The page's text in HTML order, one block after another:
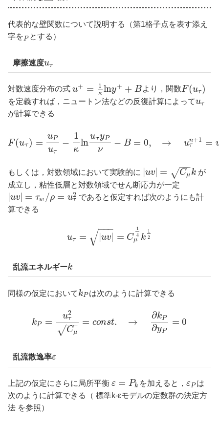
代表的な壁関数について説明する（第1格子点を表す添え
字をP とする）
摩擦速度uτ
対数速度分布の式 u+ = 1
κ lny+ + Bより，関数F (uτ )
を定義すれば，ニュートン法などの反復計算によってuτ
が計算できる
F(uτ ) =
uP
uτ
−
1
κ
ln
uτ yP
ν
− B = 0, → un+1
τ =
もしくは，対数領域において実験的に |uv| = Cμ
−−
−
√ k が
成立し，粘性低層と対数領域でせん断応力が一定
|uv| = τw /ρ = u2
τ であると仮定すれば次のようにも計
算できる
uτ = |uv|
−−
−
√ = C
1
4
μ k
1
2
乱流エネルギーk
同様の仮定においてkP は次のように計算できる
kP =
u2
τ
Cμ
−−
−
√
= const. →
∂kP
∂yP
= 0
乱流散逸率ε
上記の仮定にさらに局所平衡 ε = Pk を加えると， εP は
次のように計算できる（ 標準k-εモデルの定数群の決定方
法 を参照）